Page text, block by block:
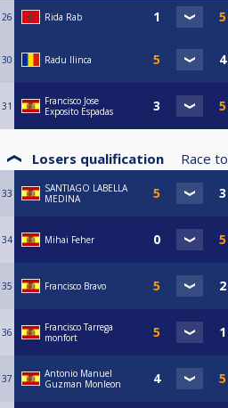
26 Rida Rab
30 Radu Ilinca
31
Francisco Jose
Exposito Espadas
Losers qualification Race to
33
SANTIAGO LABELLA
MEDINA
34 Mihai Feher
35 Francisco Bravo
36
Francisco Tarrega
monfort
37
Antonio Manuel
Guzman Monleon